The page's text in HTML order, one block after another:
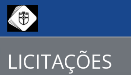
LICITAÇÕES